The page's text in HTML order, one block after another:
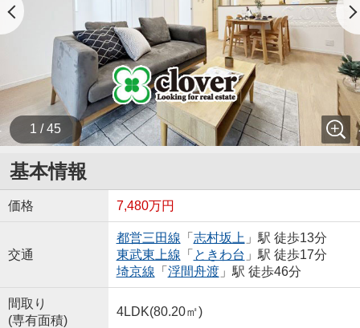
1 / 45
基本情報
価格 7,480万円
交通
都営三田線 「 志村坂上 」駅 徒歩13分
東武東上線 「 ときわ台 」駅 徒歩17分
埼京線 「 浮間舟渡」駅 徒歩46分
間取り
(専有面積)
4LDK(80.20㎡)